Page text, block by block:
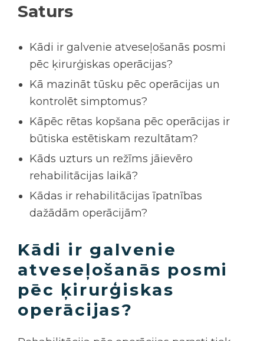
Saturs
Kādi ir galvenie atveseļošanās posmi
pēc ķirurģiskas operācijas?
Kā mazināt tūsku pēc operācijas un
kontrolēt simptomus?
Kāpēc rētas kopšana pēc operācijas ir
būtiska estētiskam rezultātam?
Kāds uzturs un režīms jāievēro
rehabilitācijas laikā?
Kādas ir rehabilitācijas īpatnības
dažādām operācijām?
Kādi ir galvenie
atveseļošanās posmi
pēc ķirurģiskas
operācijas?